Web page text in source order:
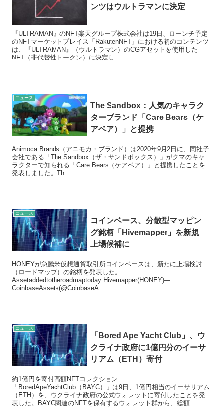
ンツはウルトラマンに決定
『ULTRAMAN』のNFT楽天グループ株式会社は19日、ローンチ予定
のNFTマーケットプレイス「RakutenNFT」における初のコンテンツ
は、『ULTRAMAN』（ウルトラマン）のCGアセットを使用した
NFT（非代替性トークン）に決定し...
ニュース
The Sandbox：人気のキャラク
ターブランド「Care Bears（ケ
アベア）」と提携
Animoca Brands（アニモカ・ブランド）は2020年9月2日に、同社子
会社である「The Sandbox（ザ・サンドボックス）」がクマのキャ
ラクターで知られる「Care Bears（ケアベア）」と提携したことを
発表しました。Th...
ニュース
コインベース、分散型マッピン
グ銘柄「Hivemapper」を新規
上場候補に
HONEYが急騰米仮想通貨取引所コインベースは、新たに上場検討
（ロードマップ）の銘柄を発表した。
Assetaddedtotheroadmaptoday:Hivemapper(HONEY)—
CoinbaseAssets(@CoinbaseA...
ニュース
「Bored Ape Yacht Club」、ウ
クライナ政府に1億円分のイーサ
リアム（ETH）寄付
約1億円を寄付高額NFTコレクション
「BoredApeYachtClub（BAYC）」は9日、1億円相当のイーサリアム
（ETH）を、ウクライナ政府の公式ウォレットに寄付したことを発
表した。BAYC関連のNFTを保有するウォレット群から、総額...